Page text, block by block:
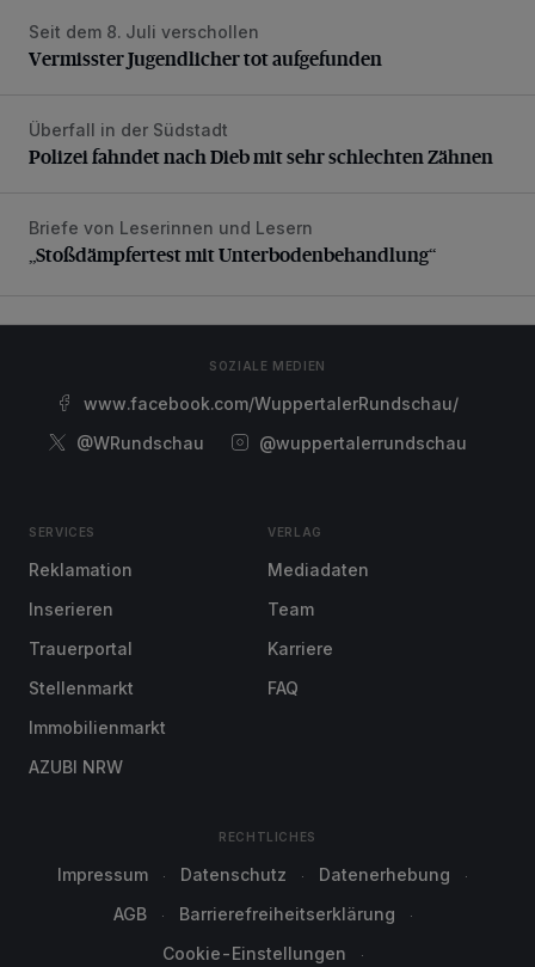
Vermisster Jugendlicher tot aufgefunden
Seit dem 8. Juli verschollen
Vermisster Jugendlicher tot aufgefunden
Polizei fahndet nach Dieb mit sehr schlechten Zähnen
Überfall in der Südstadt
Polizei fahndet nach Dieb mit sehr schlechten Zähnen
„Stoßdämpfertest mit Unterbodenbehandlung“
Briefe von Leserinnen und Lesern
„Stoßdämpfertest mit Unterbodenbehandlung“
SOZIALE MEDIEN
www.facebook.com/WuppertalerRundschau/
@WRundschau
@wuppertalerrundschau
SERVICES
Reklamation
Inserieren
Trauerportal
Stellenmarkt
Immobilienmarkt
AZUBI NRW
VERLAG
Mediadaten
Team
Karriere
FAQ
RECHTLICHES
Impressum Datenschutz
Datenerhebung
AGB
Barrierefreiheitserklärung
Cookie-Einstellungen